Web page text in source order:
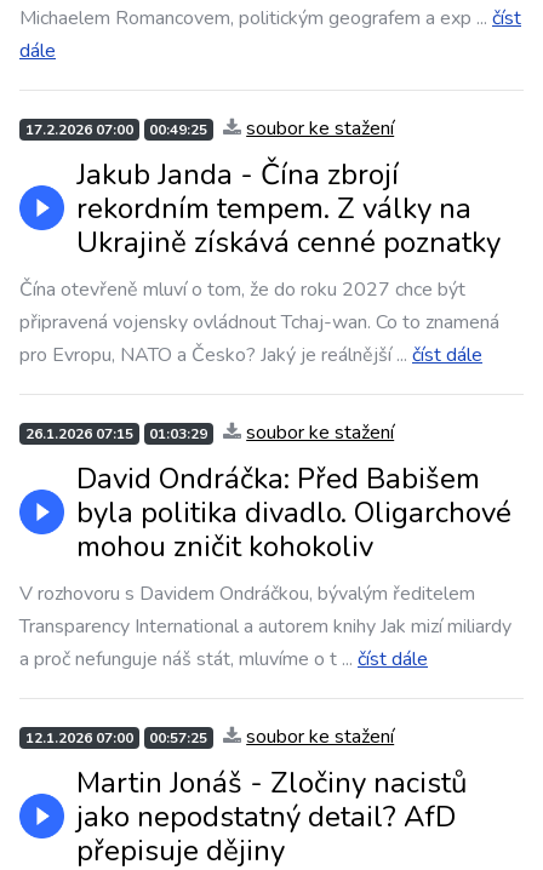
Michaelem Romancovem, politickým geografem a exp ... číst
dále
17.2.2026 07:00 00:49:25 soubor ke stažení
Jakub Janda - Čína zbrojí
rekordním tempem. Z války na
Ukrajině získává cenné poznatky
Čína otevřeně mluví o tom, že do roku 2027 chce být
připravená vojensky ovládnout Tchaj-wan. Co to znamená
pro Evropu, NATO a Česko? Jaký je reálnější... číst dále
26.1.2026 07:15 01:03:29 soubor ke stažení
David Ondráčka: Před Babišem
byla politika divadlo. Oligarchové
mohou zničit kohokoliv
V rozhovoru s Davidem Ondráčkou, bývalým ředitelem
Transparency International a autorem knihy Jak mizí miliardy
a proč nefunguje náš stát, mluvíme o t ... číst dále
12.1.2026 07:00 00:57:25 soubor ke stažení
Martin Jonáš - Zločiny nacistů
jako nepodstatný detail? AfD
přepisuje dějiny